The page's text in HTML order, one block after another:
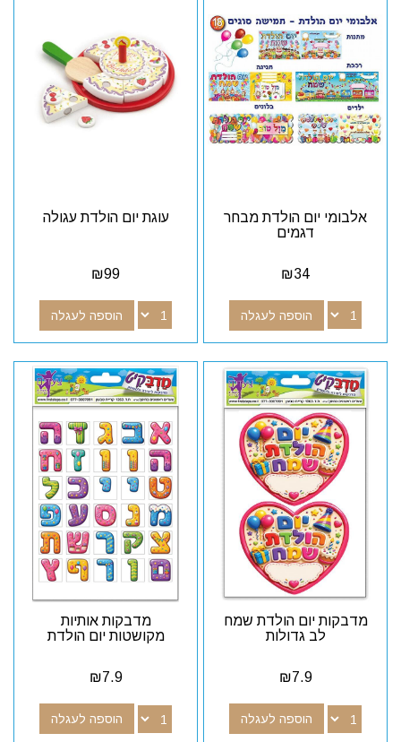
אלבומי יום הולדת מבחר
דגמים
₪34
הוספה לעגלה
עוגת יום הולדת עגולה
₪99
הוספה לעגלה
מדבקות יום הולדת שמח
לב גדולות
₪7.9
הוספה לעגלה
מדבקות אותיות
מקושטות יום הולדת
₪7.9
הוספה לעגלה